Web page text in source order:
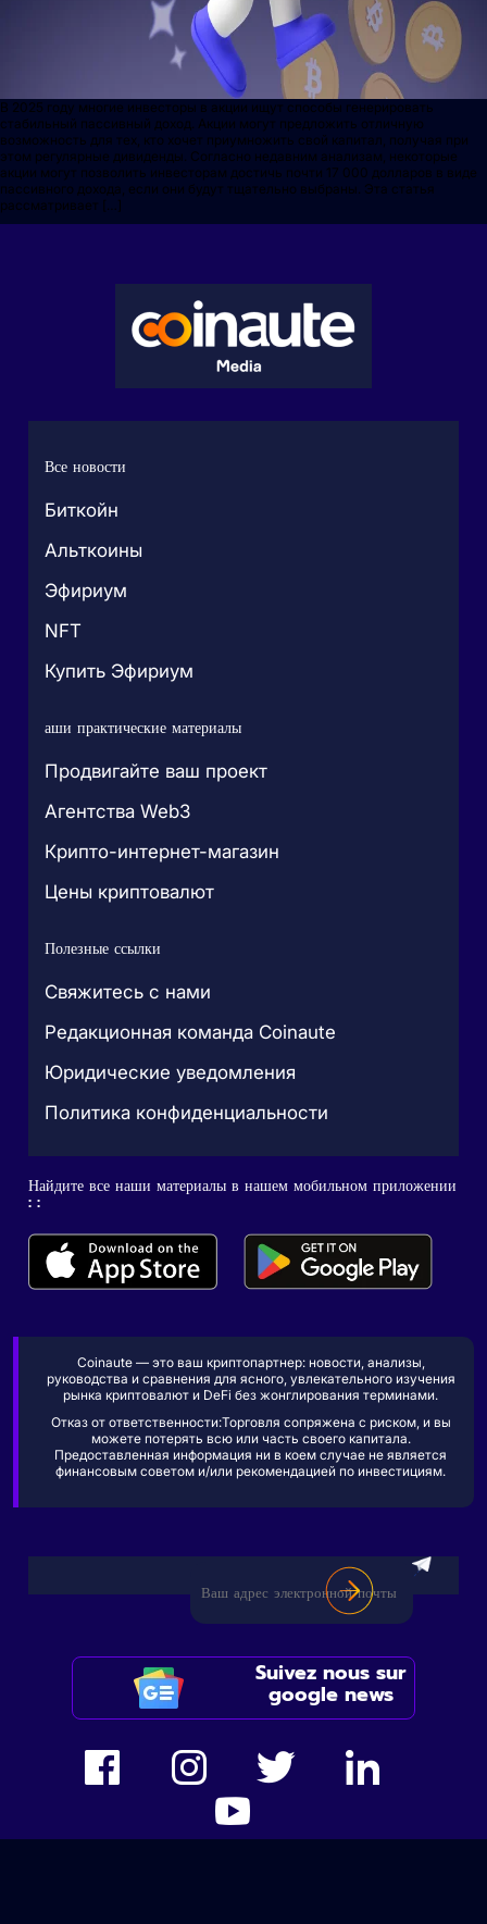
В 2025 году многие инвесторы в акции ищут способы генерировать
стабильный пассивный доход. Акции могут предложить отличную
возможность для тех, кто хочет приумножить свой капитал, получая при
этом регулярные дивиденды. Согласно недавним анализам, некоторые
акции могут позволить инвесторам достичь почти 17 000 долларов в виде
пассивного дохода, если они будут тщательно выбраны. Эта статья
рассматривает […]
Все новости
Биткойн
Альткоины
Эфириум
NFT
Купить Эфириум
аши практические материалы
Продвигайте ваш проект
Агентства Web3
Крипто-интернет-магазин
Цены криптовалют
Полезные ссылки
Свяжитесь с нами
Редакционная команда Coinaute
Юридические уведомления
Политика конфиденциальности
Найдите все наши материалы в нашем мобильном приложении
: :
Coinaute — это ваш криптопартнер: новости, анализы,
руководства и сравнения для ясного, увлекательного изучения
рынка криптовалют и DeFi без жонглирования терминами.
Отказ от ответственности:Торговля сопряжена с риском, и вы
можете потерять всю или часть своего капитала.
Предоставленная информация ни в коем случае не является
финансовым советом и/или рекомендацией по инвестициям.
Suivez nous sur
google news